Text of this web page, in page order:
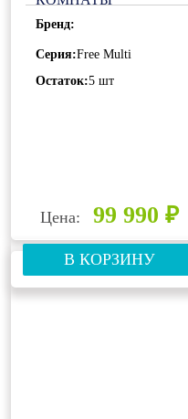
GENERAL CLIMATE
FREE MULTI 2 GU-
M3E21H32
Бренд:
Серия:Free Multi
Остаток:5 шт
Цена: 99 990 ₽
В КОРЗИНУ